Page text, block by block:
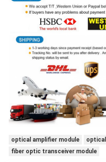
optical amplifier module
fiber optic transceiver module